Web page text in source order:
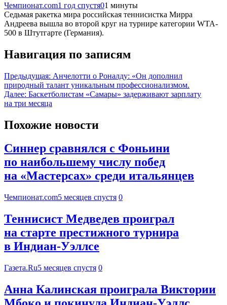
Чемпионат.com1 год спустя01 минуты
Седьмая ракетка мира российская теннисистка Мирра
Андреева вышла во второй круг на турнире категории WTA-
500 в Штутгарте (Германия).
Навигация по записям
Предыдущая: Анчелотти о Роналду: «Он дополнил
природный талант уникальным профессионализмом.
Далее: Баскетболистам «Самары» задерживают зарплату
на три месяца
Похожие новости
Синнер сравнялся с Фоньини
по наибольшему числу побед
на «Мастерсах» среди итальянцев
Чемпионат.com5 месяцев спустя 0
Теннисист Медведев проиграл
на старте престижного турнира
в Индиан-Уэллсе
Газета.Ru5 месяцев спустя 0
Анна Калинская проиграла Виктории